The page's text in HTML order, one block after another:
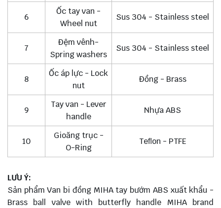
6
Ốc tay van -
Wheel nut
Sus 304 - Stainless steel
7
Đệm vênh-
Spring washers
Sus 304 - Stainless steel
8
Ốc áp lực - Lock
nut
Đồng - Brass
9
Tay van - Lever
handle
Nhựa ABS
10
Gioăng trục -
O-Ring
Teﬂon - PTFE
LƯU Ý:
Sản phẩm Van bi đồng MIHA tay bướm ABS xuất khẩu -
Brass ball valve with butterfly handle MIHA brand